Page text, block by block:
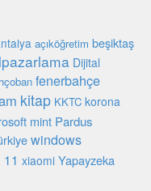
açıköğretim beşiktaş
Dijital
fenerbahçe
kitap KKTC korona
mint Pardus
windows
xiaomi Yapayzeka